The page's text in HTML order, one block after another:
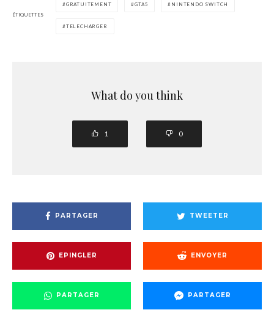
ÉTIQUETTES
GRATUITEMENT GTA5 NINTENDO SWITCH
TELECHARGER
What do you think
1 0
PARTAGER TWEETER
EPINGLER ENVOYER
PARTAGER PARTAGER